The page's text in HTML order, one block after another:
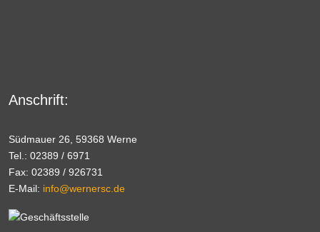
Anschrift:
Südmauer 26, 59368 Werne
Tel.: 02389 / 6971
Fax: 02389 / 926731
E-Mail: info@wernersc.de